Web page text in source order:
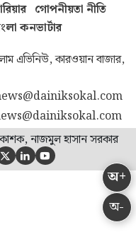
অ-
অ+
গোপনীয়তা নীতি
কনভার্টার
এভিনিউ, কারওয়ান বাজার,
নাজমুল হাসান সরকার
  